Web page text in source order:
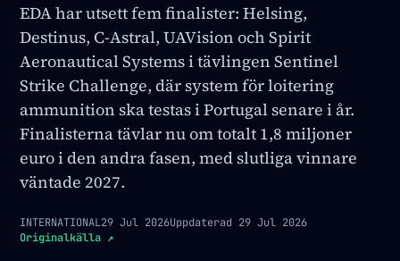
EDA har utsett fem finalister: Helsing,
Destinus, C-Astral, UAVision och Spirit
Aeronautical Systems i tävlingen Sentinel
Strike Challenge, där system för loitering
ammunition ska testas i Portugal senare i år.
Finalisterna tävlar nu om totalt 1,8 miljoner
euro i den andra fasen, med slutliga vinnare
väntade 2027.
INTERNATIONAL29 Jul 2026Uppdaterad 29 Jul 2026
Originalkälla ↗